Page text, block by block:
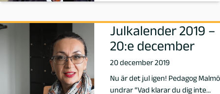
p
Julkalender 2019 –
20:e december
20 december 2019
Nu är det jul igen! Pedagog Malmö
undrar “Vad klarar du dig inte